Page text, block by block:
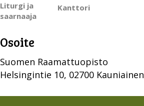
Liturgi ja
saarnaaja
Kanttori
Osoite
Suomen Raamattuopisto
Helsingintie 10, 02700 Kauniainen